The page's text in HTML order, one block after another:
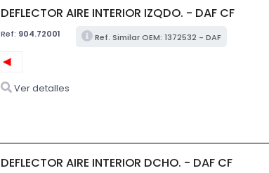
DEFLECTOR AIRE INTERIOR IZQDO. - DAF CF
Ref: 904.72001 Ref. Similar OEM: 1372532 - DAF
Ver detalles
DEFLECTOR AIRE INTERIOR DCHO. - DAF CF